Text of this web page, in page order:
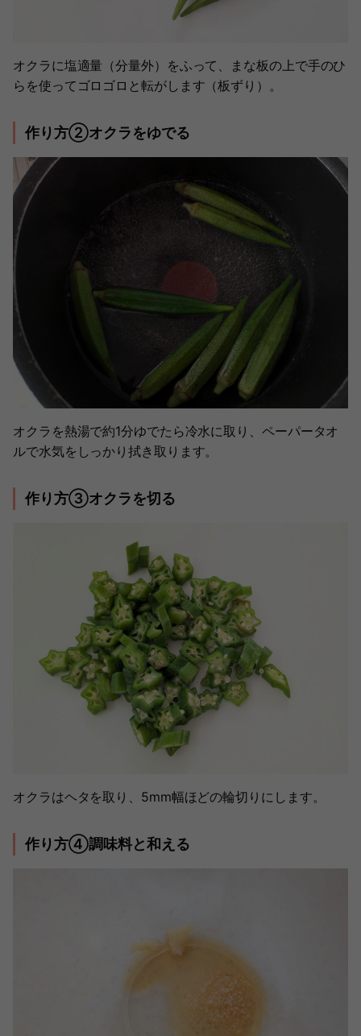
オクラに塩適量（分量外）をふって、まな板の上で手のひ
らを使ってゴロゴロと転がします（板ずり）。
作り方②オクラをゆでる
オクラを熱湯で約1分ゆでたら冷水に取り、ペーパータオ
ルで水気をしっかり拭き取ります。
作り方③オクラを切る
オクラはヘタを取り、5mm幅ほどの輪切りにします。
作り方④調味料と和える